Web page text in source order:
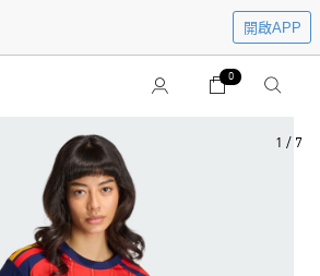
開啟APP
0
1 / 7